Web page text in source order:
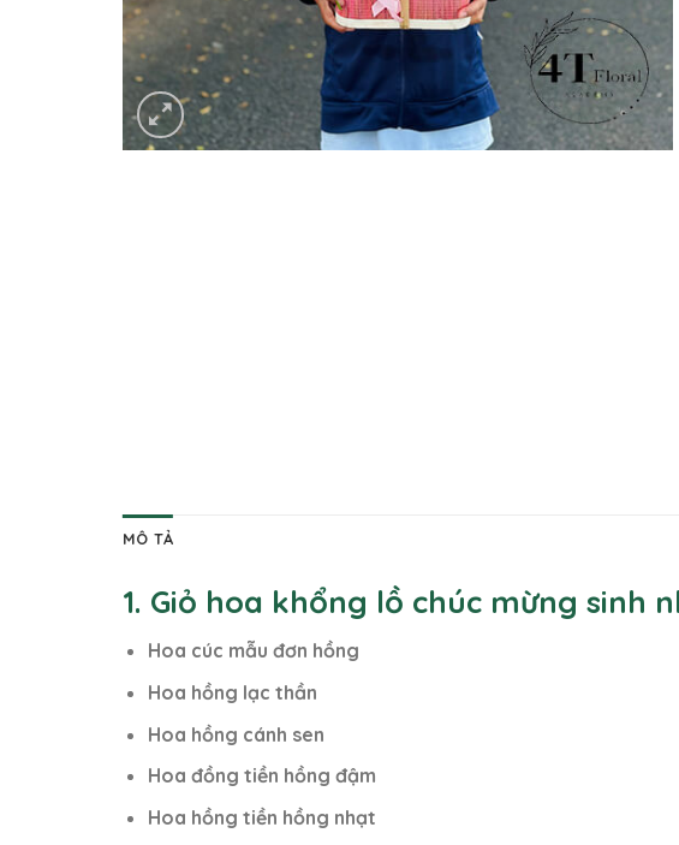
MÔ TẢ
1. Giỏ hoa khổng lồ chúc mừng sinh
Hoa cúc mẫu đơn hồng
Hoa hồng lạc thần
Hoa hồng cánh sen
Hoa đồng tiền hồng đậm
Hoa hồng tiền hồng nhạt